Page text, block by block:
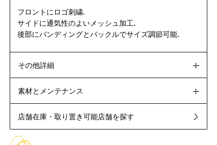
フロントにロゴ刺繍.
サイドに通気性のよいメッシュ加工.
後部にバンディングとバックルでサイズ調節可能.
その他詳細
素材とメンテナンス
店舗在庫・取り置き可能店舗を探す